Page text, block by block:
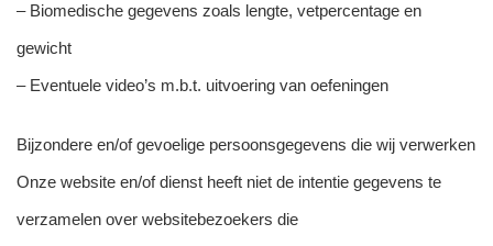
– Biomedische gegevens zoals lengte, vetpercentage en
gewicht
– Eventuele video’s m.b.t. uitvoering van oefeningen
Bijzondere en/of gevoelige persoonsgegevens die wij verwerken
Onze website en/of dienst heeft niet de intentie gegevens te
verzamelen over websitebezoekers die